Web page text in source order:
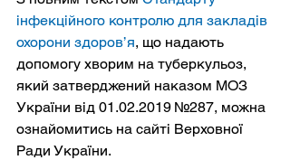
інфекційного контролю для закладів
охорони здоров’я, що надають
допомогу хворим на туберкульоз,
який затверджений наказом МОЗ
України від 01.02.2019 №287, можна
ознайомитись на сайті Верховної
Ради України.